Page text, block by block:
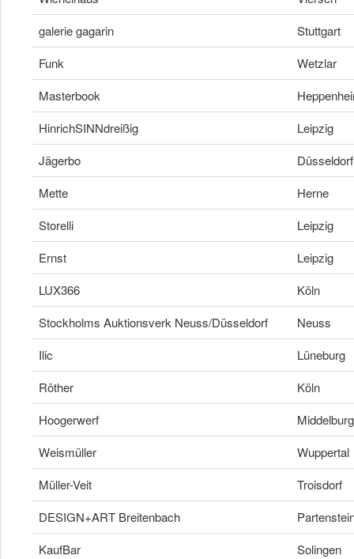
galerie gagarin
Stuttgart
Funk
Wetzlar
Masterbook
HinrichSINNdreißig
Leipzig
Jägerbo
Düsseldorf
Mette
Herne
Storelli
Leipzig
Ernst
Leipzig
LUX366
Köln
Stockholms Auktionsverk Neuss/Düsseldorf
Neuss
Ilic
Lüneburg
Röther
Köln
Hoogerwerf
Middelburg
Weismüller
Wuppertal
Müller-Veit
Troisdorf
DESIGN+ART Breitenbach
KaufBar
Solingen